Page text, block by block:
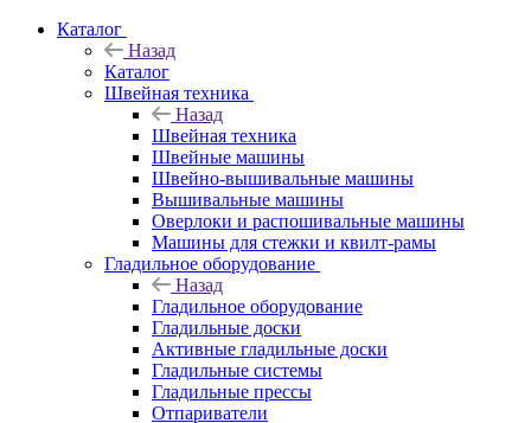
Каталог
Назад
Каталог
Швейная техника
Назад
Швейная техника
Швейные машины
Швейно-вышивальные машины
Вышивальные машины
Оверлоки и распошивальные машины
Машины для стежки и квилт-рамы
Гладильное оборудование
Назад
Гладильное оборудование
Гладильные доски
Активные гладильные доски
Гладильные системы
Гладильные прессы
Отпариватели